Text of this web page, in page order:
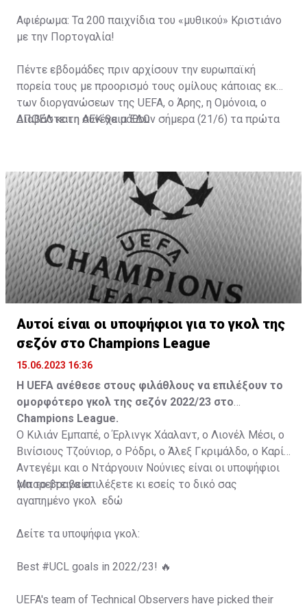
Αφιέρωμα: Τα 200 παιχνίδια του «μυθικού» Κριστιάνο
με την Πορτογαλία!
Πέντε εβδομάδες πριν αρχίσουν την ευρωπαϊκή
πορεία τους με προορισμό τους ομίλους κάποιας εκ
των διοργανώσεων της UEFA, ο Άρης, η Ομόνοια, ο
ΑΠΟΕΛ και η ΑΕΚ θα μάθουν σήμερα (21/6) τα πρώτα
Διαβάστε τη συνέχεια ΕΔΩ
Αυτοί είναι οι υποψήφιοι για το γκολ της
σεζόν στο Champions League
15.06.2023 16:36
Η UEFA ανέθεσε στους φιλάθλους να επιλέξουν το
ομορφότερο γκολ της σεζόν 2022/23 στο
Champions League.
Ο Κιλιάν Εμπαπέ, ο Έρλινγκ Χάαλαντ, ο Λιονέλ Μέσι, ο
Βινίσιους Τζούνιορ, ο Ρόδρι, ο Άλεξ Γκριμάλδο, ο Καρίμ
Αντεγέμι και ο Ντάργουιν Νούνιες είναι οι υποψήφιοι
για το βραβείο.
Μπορείτε να επιλέξετε κι εσείς το δικό σας
αγαπημένο γκολ εδώ
Δείτε τα υποψήφια γκολ:
Best #UCL goals in 2022/23! 🔥
UEFA's team of Technical Observers have picked their